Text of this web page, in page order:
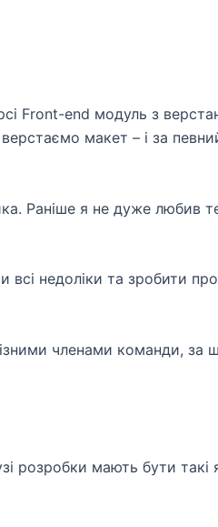
Front-end модуль з
макет – і за
Раніше я не дуже любив
недоліки та зробити
членами команди, за
розробки мають бути такі